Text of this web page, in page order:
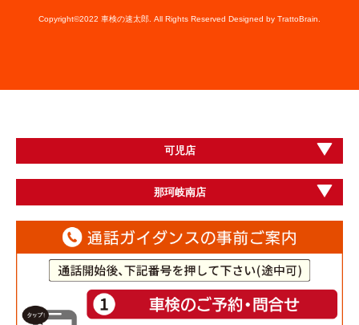
Copyright©2022 車検の速太郎. All Rights Reserved Designed by TrattoBrain.
可児店
那珂岐南店